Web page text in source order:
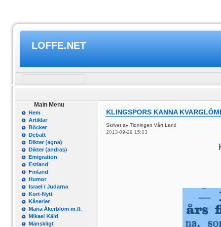
LOFFE.NET
Main Menu
Hem
Artiklar
Böcker
Debatt
Dikter (egna)
Dikter (andras)
Emigration
Estland
Finland
Humor
Israel / Judarna
Kort-Nytt
Kåserier
Maria Åkerblom m.fl.
Mikael Käld
Mänskligt
KLINGSPORS KANNA
Skrivet av Tidningen Vårt Land
2013-09-29 15:03